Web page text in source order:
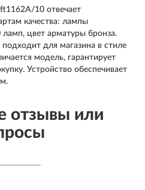
10 отвечает
качества: лампы
ламп, цвет арматуры бронза.
для магазина в стиле
модель, гарантирует
Устройство обеспечивает
отзывы или